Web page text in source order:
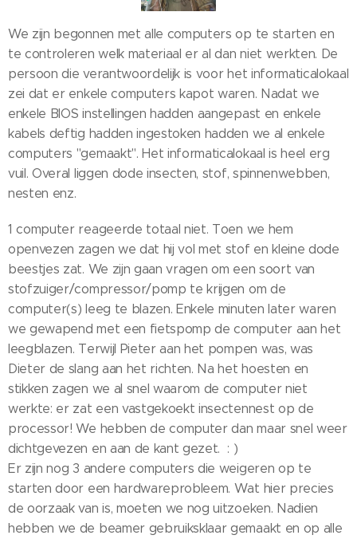
We zijn begonnen met alle computers op te starten en
te controleren welk materiaal er al dan niet werkten. De
persoon die verantwoordelijk is voor het informaticalokaal
zei dat er enkele computers kapot waren. Nadat we
enkele BIOS instellingen hadden aangepast en enkele
kabels deftig hadden ingestoken hadden we al enkele
computers "gemaakt". Het informaticalokaal is heel erg
vuil. Overal liggen dode insecten, stof, spinnenwebben,
nesten enz.
1 computer reageerde totaal niet. Toen we hem
openvezen zagen we dat hij vol met stof en kleine dode
beestjes zat. We zijn gaan vragen om een soort van
stofzuiger/compressor/pomp te krijgen om de
computer(s) leeg te blazen. Enkele minuten later waren
we gewapend met een fietspomp de computer aan het
leegblazen. Terwijl Pieter aan het pompen was, was
Dieter de slang aan het richten. Na het hoesten en
stikken zagen we al snel waarom de computer niet
werkte: er zat een vastgekoekt insectennest op de
processor! We hebben de computer dan maar snel weer
dichtgevezen en aan de kant gezet. : )
Er zijn nog 3 andere computers die weigeren op te
starten door een hardwareprobleem. Wat hier precies
de oorzaak van is, moeten we nog uitzoeken. Nadien
hebben we de beamer gebruiksklaar gemaakt en op alle